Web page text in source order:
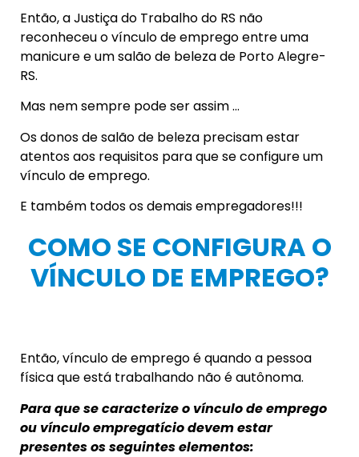
Então, a Justiça do Trabalho do RS não
reconheceu o vínculo de emprego entre uma
manicure e um salão de beleza de Porto Alegre-
RS.
Mas nem sempre pode ser assim …
Os donos de salão de beleza precisam estar
atentos aos requisitos para que se configure um
vínculo de emprego.
E também todos os demais empregadores!!!
COMO SE CONFIGURA O
VÍNCULO DE EMPREGO?
Então, vínculo de emprego é quando a pessoa
física que está trabalhando não é autônoma.
Para que se caracterize o vínculo de emprego
ou vínculo empregatício devem estar
presentes os seguintes elementos: